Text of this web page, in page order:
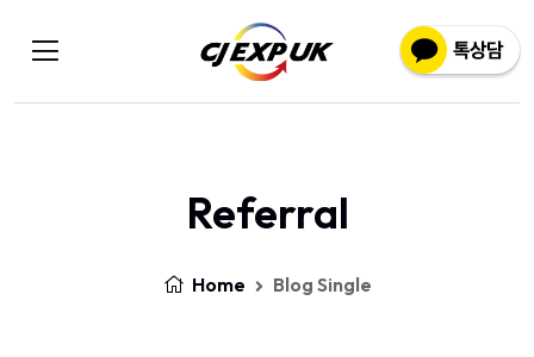
Referral
Home Blog Single